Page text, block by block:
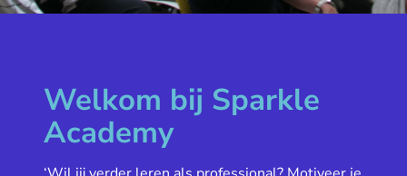
Welkom bij Sparkle
Academy